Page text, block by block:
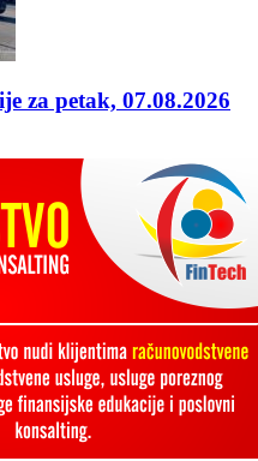
za petak, 07.08.2026